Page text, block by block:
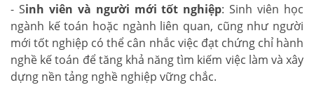
- Sinh viên và người mới tốt nghiệp: Sinh viên học
ngành kế toán hoặc ngành liên quan, cũng như người
mới tốt nghiệp có thể cân nhắc việc đạt chứng chỉ hành
nghề kế toán để tăng khả năng tìm kiếm việc làm và xây
dựng nền tảng nghề nghiệp vững chắc.